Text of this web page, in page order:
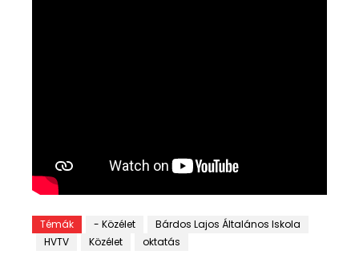
Témák - Közélet
Bárdos Lajos Általános Iskola
HVTV
Közélet oktatás